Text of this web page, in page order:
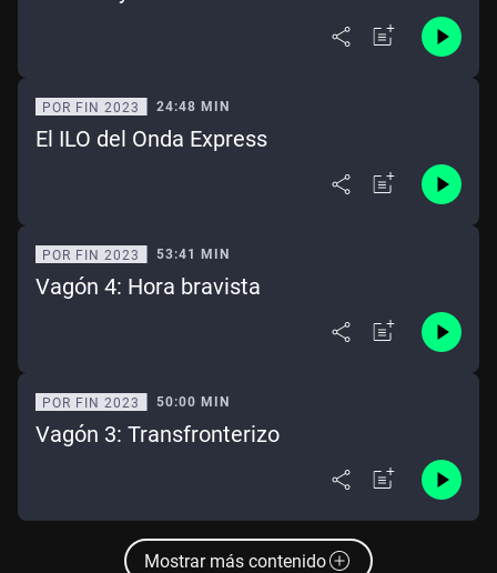
POR FIN 2023 24:48 MIN
El ILO del Onda Express
POR FIN 2023 53:41 MIN
Vagón 4: Hora bravista
POR FIN 2023 50:00 MIN
Vagón 3: Transfronterizo
Mostrar más contenido